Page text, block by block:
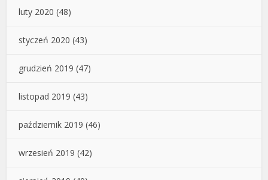
luty 2020 (48)
styczeń 2020 (43)
grudzień 2019 (47)
listopad 2019 (43)
październik 2019 (46)
wrzesień 2019 (42)